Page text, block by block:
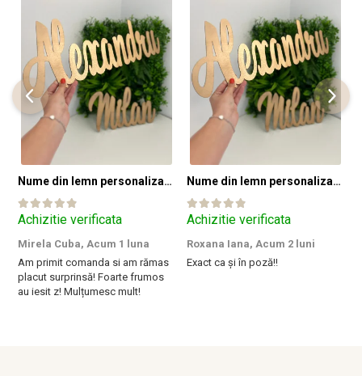
Nume din lemn personalizate pentru panouri foto și baloane - Pret 1 NUME
Achizitie verificata
Mirela Cuba, Acum 1 luna
Am primit comanda si am rămas
placut surprinsă! Foarte frumos
au iesit z! Mulțumesc mult!
Nume din lemn personalizate pentru panouri foto și baloane - Pret 1 NUME
Achizitie verificata
Roxana Iana, Acum 2 luni
Exact ca și în poză!!